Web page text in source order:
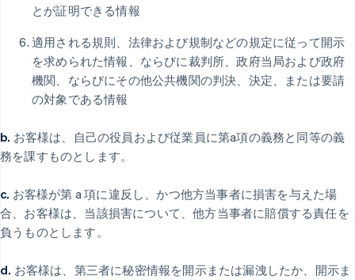
とが証明できる情報
適用される規則、法律および規制などの規定に従って開示
を求められた情報、ならびに裁判所、政府当局および政府
機関、ならびにその他公共機関の判決、決定、または要請
の対象である情報
b. お客様は、自己の役員および従業員に第a項の義務と同等の義
務を課すものとします。
c. お客様が第 a 項に違反し、かつ他方当事者に損害を与えた場
合、お客様は、当該損害について、他方当事者に賠償する責任を
負うものとします。
d. お客様は、第三者に秘密情報を開示または漏洩したか、開示ま